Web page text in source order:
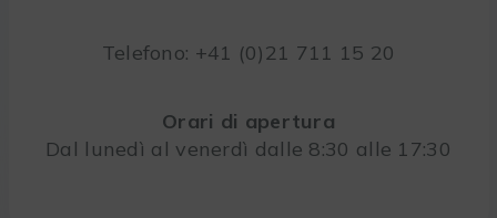
Telefono: +41 (0)21 711 15 20
Orari di apertura
Dal lunedì al venerdì dalle 8:30 alle 17:30